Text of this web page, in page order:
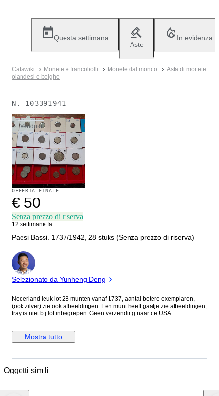
Questa settimana
Aste
In evidenza
Catawiki Monete e francobolli Monete dal mondo
Asta di monete
olandesi e belghe
N. 103391941
Venduto
OFFERTA FINALE
€ 50
Senza prezzo di riserva
12 settimane fa
Paesi Bassi. 1737/1942, 28 stuks (Senza prezzo di riserva)
Esperto
Selezionato da Yunheng Deng
Nederland leuk lot 28 munten vanaf 1737, aantal betere exemplaren,
(ook zilver) zie ook afbeeldingen. Een munt heeft gaatje zie afbeeldingen,
tray is niet bij lot inbegrepen. Geen verzending naar de USA
Mostra tutto
Oggetti simili